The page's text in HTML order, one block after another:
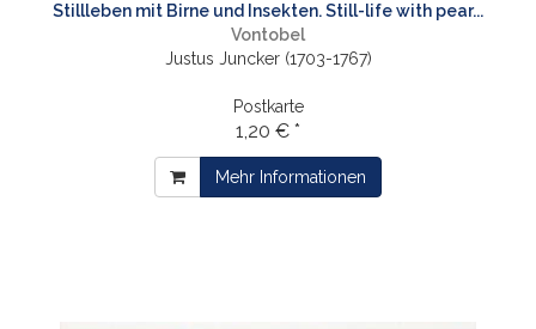
Stillleben mit Birne und Insekten. Still-life with pear...
Vontobel
Justus Juncker (1703-1767)
Postkarte
1,20 € *
Mehr Informationen